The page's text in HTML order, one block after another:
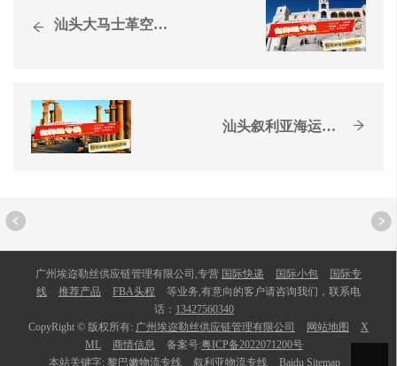
汕头大马士革空运含税双清...
汕头叙利亚海运公司,叙利...
广州埃迩勒丝供应链管理有限公司,专营 国际快递 国际小包
国际专
线
推荐产品 FBA头程
等业务,有意向的客户请咨询我们，联系电
话： 13427560340
CopyRight © 版权所有: 广州埃迩勒丝供应链管理有限公司 网站地图
X
ML
商情信息 备案号:粤ICP备2022071200号
本站关键字: 黎巴嫩物流专线 叙利亚物流专线 Baidu Sitemap